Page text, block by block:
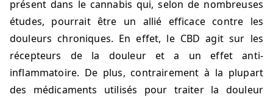
présent dans le cannabis qui, selon de nombreuses
études, pourrait être un allié efficace contre les
douleurs chroniques. En effet, le CBD agit sur les
récepteurs de la douleur et a un effet anti-
inflammatoire. De plus, contrairement à la plupart
des médicaments utilisés pour traiter la douleur